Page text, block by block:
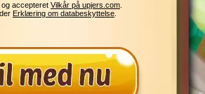
accepteret Vilkår på upjers.com
Erklæring om databeskyttelse